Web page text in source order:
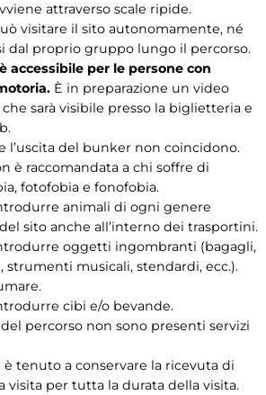
attraverso scale ripide.
visitare il sito autonomamente, né
dal proprio gruppo lungo il percorso.
accessibile per le persone con
È in preparazione un video
sarà visibile presso la biglietteria e
e l’uscita del bunker non coincidono.
è raccomandata a chi soffre di
fotofobia e fonofobia.
animali di ogni genere
sito anche all’interno dei trasportini.
oggetti ingombranti (bagagli,
strumenti musicali, stendardi, ecc.).
cibi e/o bevande.
percorso non sono presenti servizi
è tenuto a conservare la ricevuta di
visita per tutta la durata della visita.